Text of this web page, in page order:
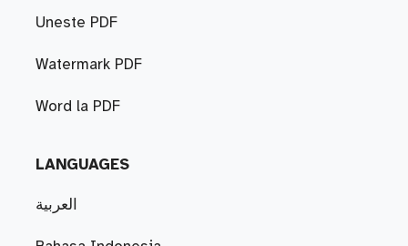
Uneste PDF
Watermark PDF
Word la PDF
LANGUAGES
العربية